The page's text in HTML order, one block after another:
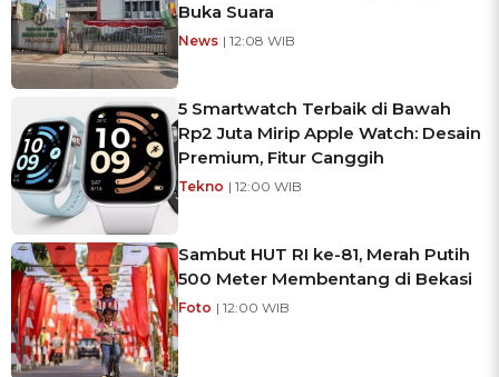
Buka Suara
News | 12:08 WIB
5 Smartwatch Terbaik di Bawah
Rp2 Juta Mirip Apple Watch: Desain
Premium, Fitur Canggih
Tekno | 12:00 WIB
Sambut HUT RI ke-81, Merah Putih
500 Meter Membentang di Bekasi
Foto | 12:00 WIB